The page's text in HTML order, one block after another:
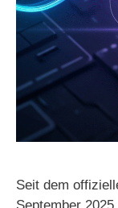
Seit dem
September